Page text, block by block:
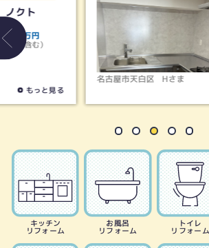
Hさま
【タカラ】
（消費
キッチン
リフォーム
お風呂
リフォーム
トイレ
リフォーム